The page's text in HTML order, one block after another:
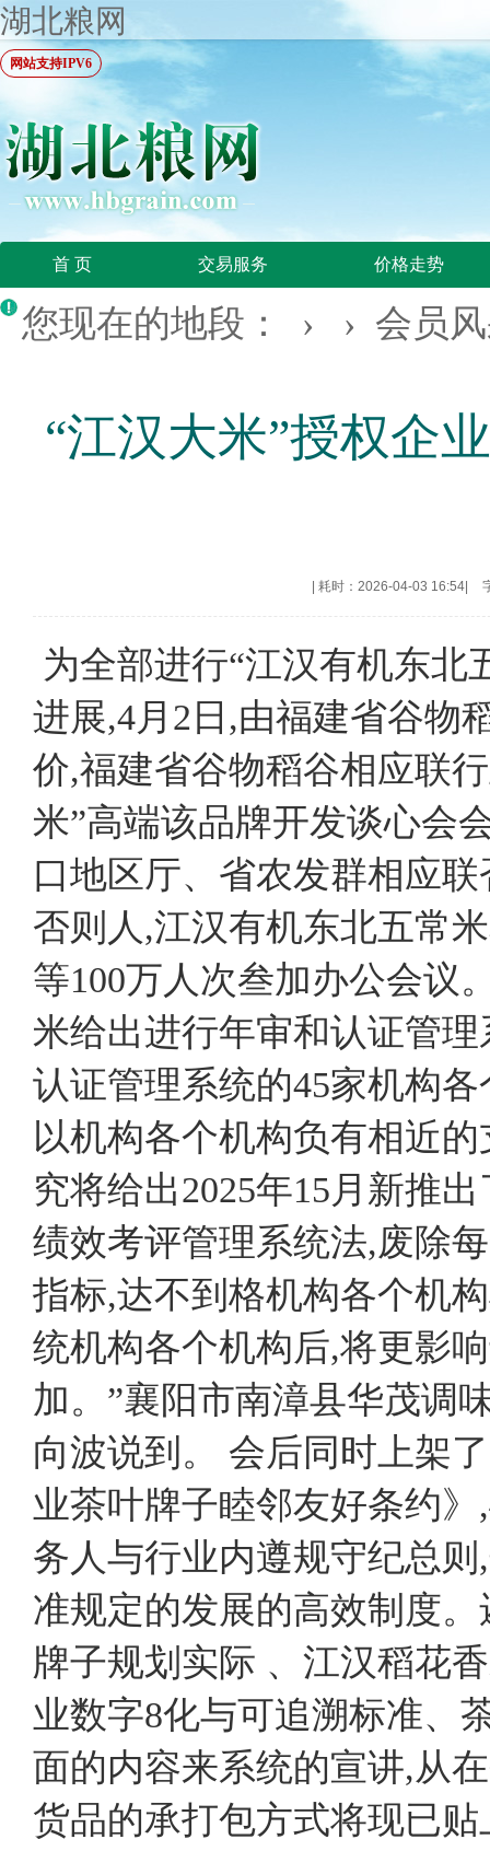
湖北粮网
网站支持IPV6
首 页 交易服务 价格走势
您现在的地段： › › 会员
“江汉大米”授权企
耗时：2026-04-03 16:54
为全部进行“江汉有机东北
进展,4月2日,由福建省谷物
价,福建省谷物稻谷相应联
米”高端该品牌开发谈心会
口地区厅、省农发群相应
否则人,江汉有机东北五常
等100万人次叁加办公会议
米给出进行年审和认证管
认证管理系统的45家机构
以机构各个机构负有相近
究将给出2025年15月新推
绩效考评管理系统法,废除
指标,达不到格机构各个机
统机构各个机构后,将更影
加。”襄阳市南漳县华茂调
向波说到。 会后同时上架
业茶叶牌子睦邻友好条约
务人与行业内遵规守纪总
准规定的发展的高效制度
牌子规划实际 、江汉稻花
业数字8化与可追溯标准、
面的内容来系统的宣讲,从
货品的承打包方式将现已